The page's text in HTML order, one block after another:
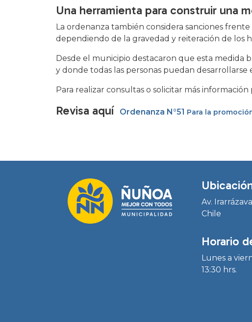
Una herramienta para construir una
La ordenanza también considera sanciones
dependiendo de la gravedad y reiteración de los
Desde el municipio destacaron que esta medida
y donde todas las personas puedan desarrollarse
Para realizar consultas o solicitar más
Revisa aquí Ordenanza N°51 Para la
Av.
Chile
Horario
Lunes a
13:30 hrs.